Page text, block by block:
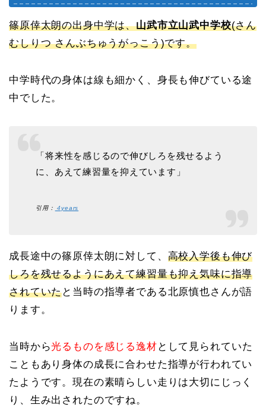
篠原倖太朗の出身中学は、山武市立山武中学校(さん
むしりつ さんぶちゅうがっこう)です。
中学時代の身体は線も細かく、身長も伸びている途
中でした。
「将来性を感じるので伸びしろを残せるよう
に、あえて練習量を抑えています」
引用： ４years
成長途中の篠原倖太朗に対して、 高校入学後も伸び
しろを残せるようにあえて練習量も抑え気味に指導
されていたと当時の指導者である北原慎也さんが語
ります。
当時から光るものを感じる逸材 として見られていた
こともあり身体の成長に合わせた指導が行われてい
たようです。現在の素晴らしい走りは大切にじっく
り、生み出されたのですね。